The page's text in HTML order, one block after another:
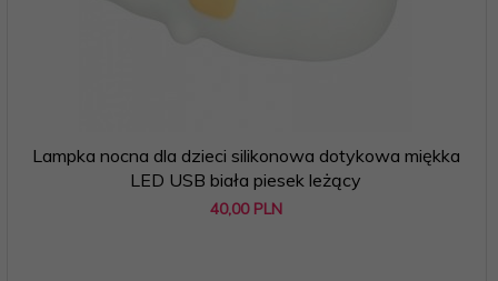
Lampka nocna dla dzieci silikonowa dotykowa miękka
LED USB biała piesek leżący
40,00 PLN